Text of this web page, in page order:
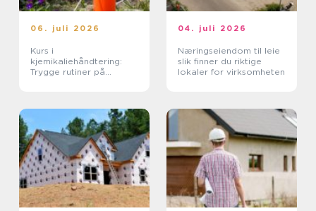
06. juli 2026
Kurs i
kjemikaliehåndtering:
Trygge rutiner på
04. juli 2026
Næringseiendom til leie
slik finner du riktige
lokaler for virksomheten